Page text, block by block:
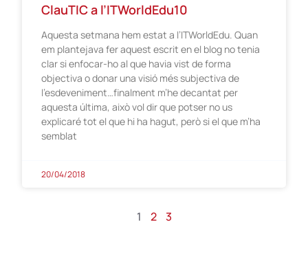
ClauTIC a l’ITWorldEdu10
Aquesta setmana hem estat a l’ITWorldEdu. Quan
em plantejava fer aquest escrit en el blog no tenia
clar si enfocar-ho al que havia vist de forma
objectiva o donar una visió més subjectiva de
l’esdeveniment…finalment m’he decantat per
aquesta última, això vol dir que potser no us
explicaré tot el que hi ha hagut, però si el que m’ha
semblat
20/04/2018
1 2 3